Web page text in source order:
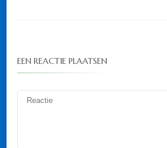
EEN REACTIE PLAATSEN